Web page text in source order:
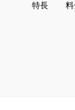
特長